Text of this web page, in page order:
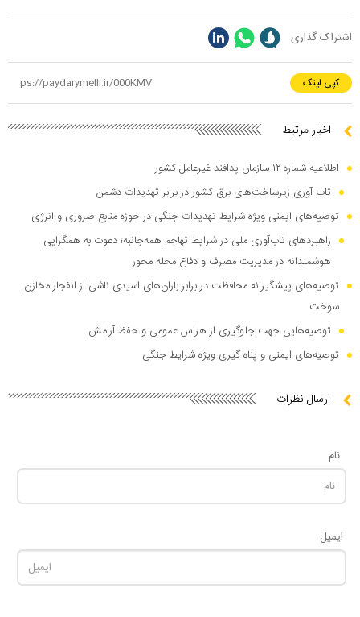
اشتراک گذاری
کپی لینک
اخبار مرتبط
اطلاعیه شماره ۱۲ سازمان پدافند غیرعامل کشور
تاب آوری زیرساخت‌های برق کشور در برابر تهدیدات دشمن
توصیه‌های ایمنی ویژه شرایط تهدیدات جنگی در حوزه منابع ضروری و انرژی
راهبرد‌های تاب‌آوری ملی در شرایط تهاجم همه‌جانبه؛ دعوت به همگرایی
هوشمندانه در مدیریت مصرف و دفاع محله محور
توصیه‌های پیشگیرانه محافظت در برابر باران‌های اسیدی ناشی از انفجار مخازن
سوخت
توصیه‌هایی جهت جلوگیری از هراس عمومی و حفظ آرامش
توصیه‌های ایمنی و پناه گیری ویژه شرایط جنگی
ارسال نظرات
نام
ایمیل